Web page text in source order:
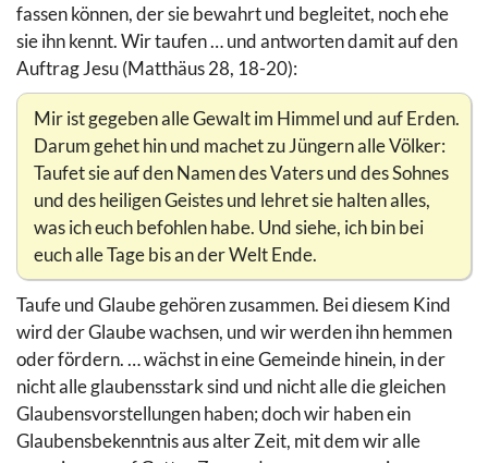
fassen können, der sie bewahrt und begleitet, noch ehe
sie ihn kennt. Wir taufen … und antworten damit auf den
Auftrag Jesu (Matthäus 28, 18-20):
Mir ist gegeben alle Gewalt im Himmel und auf Erden.
Darum gehet hin und machet zu Jüngern alle Völker:
Taufet sie auf den Namen des Vaters und des Sohnes
und des heiligen Geistes und lehret sie halten alles,
was ich euch befohlen habe. Und siehe, ich bin bei
euch alle Tage bis an der Welt Ende.
Taufe und Glaube gehören zusammen. Bei diesem Kind
wird der Glaube wachsen, und wir werden ihn hemmen
oder fördern. … wächst in eine Gemeinde hinein, in der
nicht alle glaubensstark sind und nicht alle die gleichen
Glaubensvorstellungen haben; doch wir haben ein
Glaubensbekenntnis aus alter Zeit, mit dem wir alle